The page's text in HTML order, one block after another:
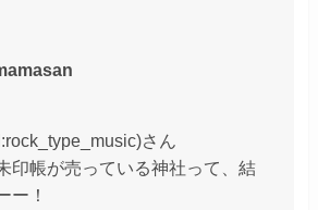
さん
印帳が売っている神社って、結
ー！